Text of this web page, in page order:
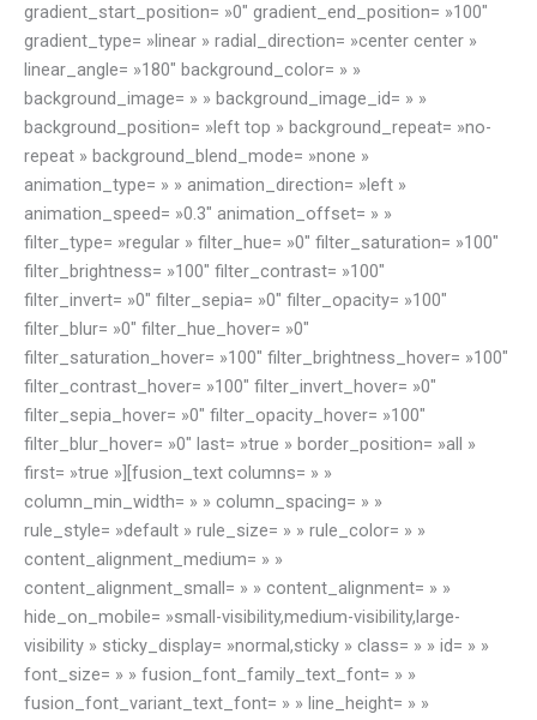
gradient_start_position= »0″ gradient_end_position= »100″
gradient_type= »linear » radial_direction= »center center »
linear_angle= »180″ background_color= » »
background_image= » » background_image_id= » »
background_position= »left top » background_repeat= »no-
repeat » background_blend_mode= »none »
animation_type= » » animation_direction= »left »
animation_speed= »0.3″ animation_offset= » »
filter_type= »regular » filter_hue= »0″ filter_saturation= »100″
filter_brightness= »100″ filter_contrast= »100″
filter_invert= »0″ filter_sepia= »0″ filter_opacity= »100″
filter_blur= »0″ filter_hue_hover= »0″
filter_saturation_hover= »100″ filter_brightness_hover= »100″
filter_contrast_hover= »100″ filter_invert_hover= »0″
filter_sepia_hover= »0″ filter_opacity_hover= »100″
filter_blur_hover= »0″ last= »true » border_position= »all »
first= »true »][fusion_text columns= » »
column_min_width= » » column_spacing= » »
rule_style= »default » rule_size= » » rule_color= » »
content_alignment_medium= » »
content_alignment_small= » » content_alignment= » »
hide_on_mobile= »small-visibility,medium-visibility,large-
visibility » sticky_display= »normal,sticky » class= » » id= » »
font_size= » » fusion_font_family_text_font= » »
fusion_font_variant_text_font= » » line_height= » »